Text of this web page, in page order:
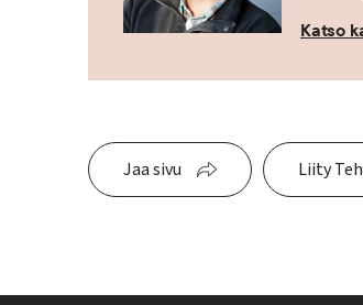
Katso
Jaa sivu Liity